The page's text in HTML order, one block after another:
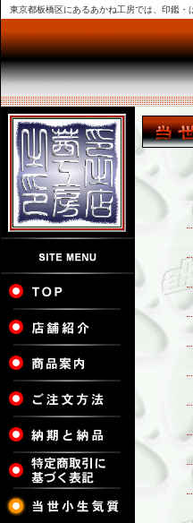
東京都板橋区にあるあかね工房では、印鑑